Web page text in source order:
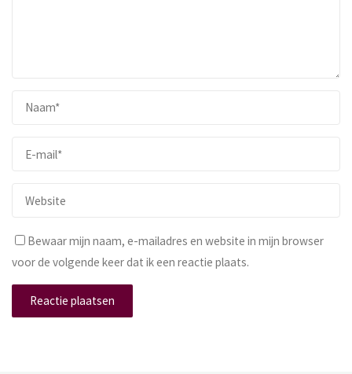
Bewaar mijn naam, e-mailadres en website in mijn browser
voor de volgende keer dat ik een reactie plaats.